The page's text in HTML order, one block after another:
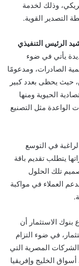
مليون دولار أمريكي، وذلك لخدمة
التصدير القوية.
الرئيس التنفيذي
يأتي في ضوء
الصادرات، ومدعومًا
حيث يحظى بعدد كبير
الحيوية ومنها
الواعدة مثل التصنيع
في التوسع
يتطلب تقديم باقة
تلك الحلول
العملاء في مواكبة
الاستثمار أن
في ضوء التزام
المصرية التي
الخليج وإفريقيا